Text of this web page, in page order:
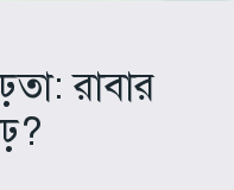
রাবার